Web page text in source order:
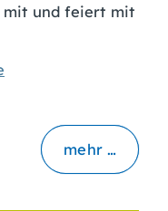
mit und feiert mit
mehr …